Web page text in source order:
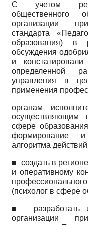
С учетом
общественного
организации
стандарта
образования) в
обсуждения
и констатировали
определенной
управления в
применения
органам
осуществляющим
сфере
формирование и
алгоритма действий:
■ создать в
и оперативному
(психолог в сфере
■ разработать и
организации